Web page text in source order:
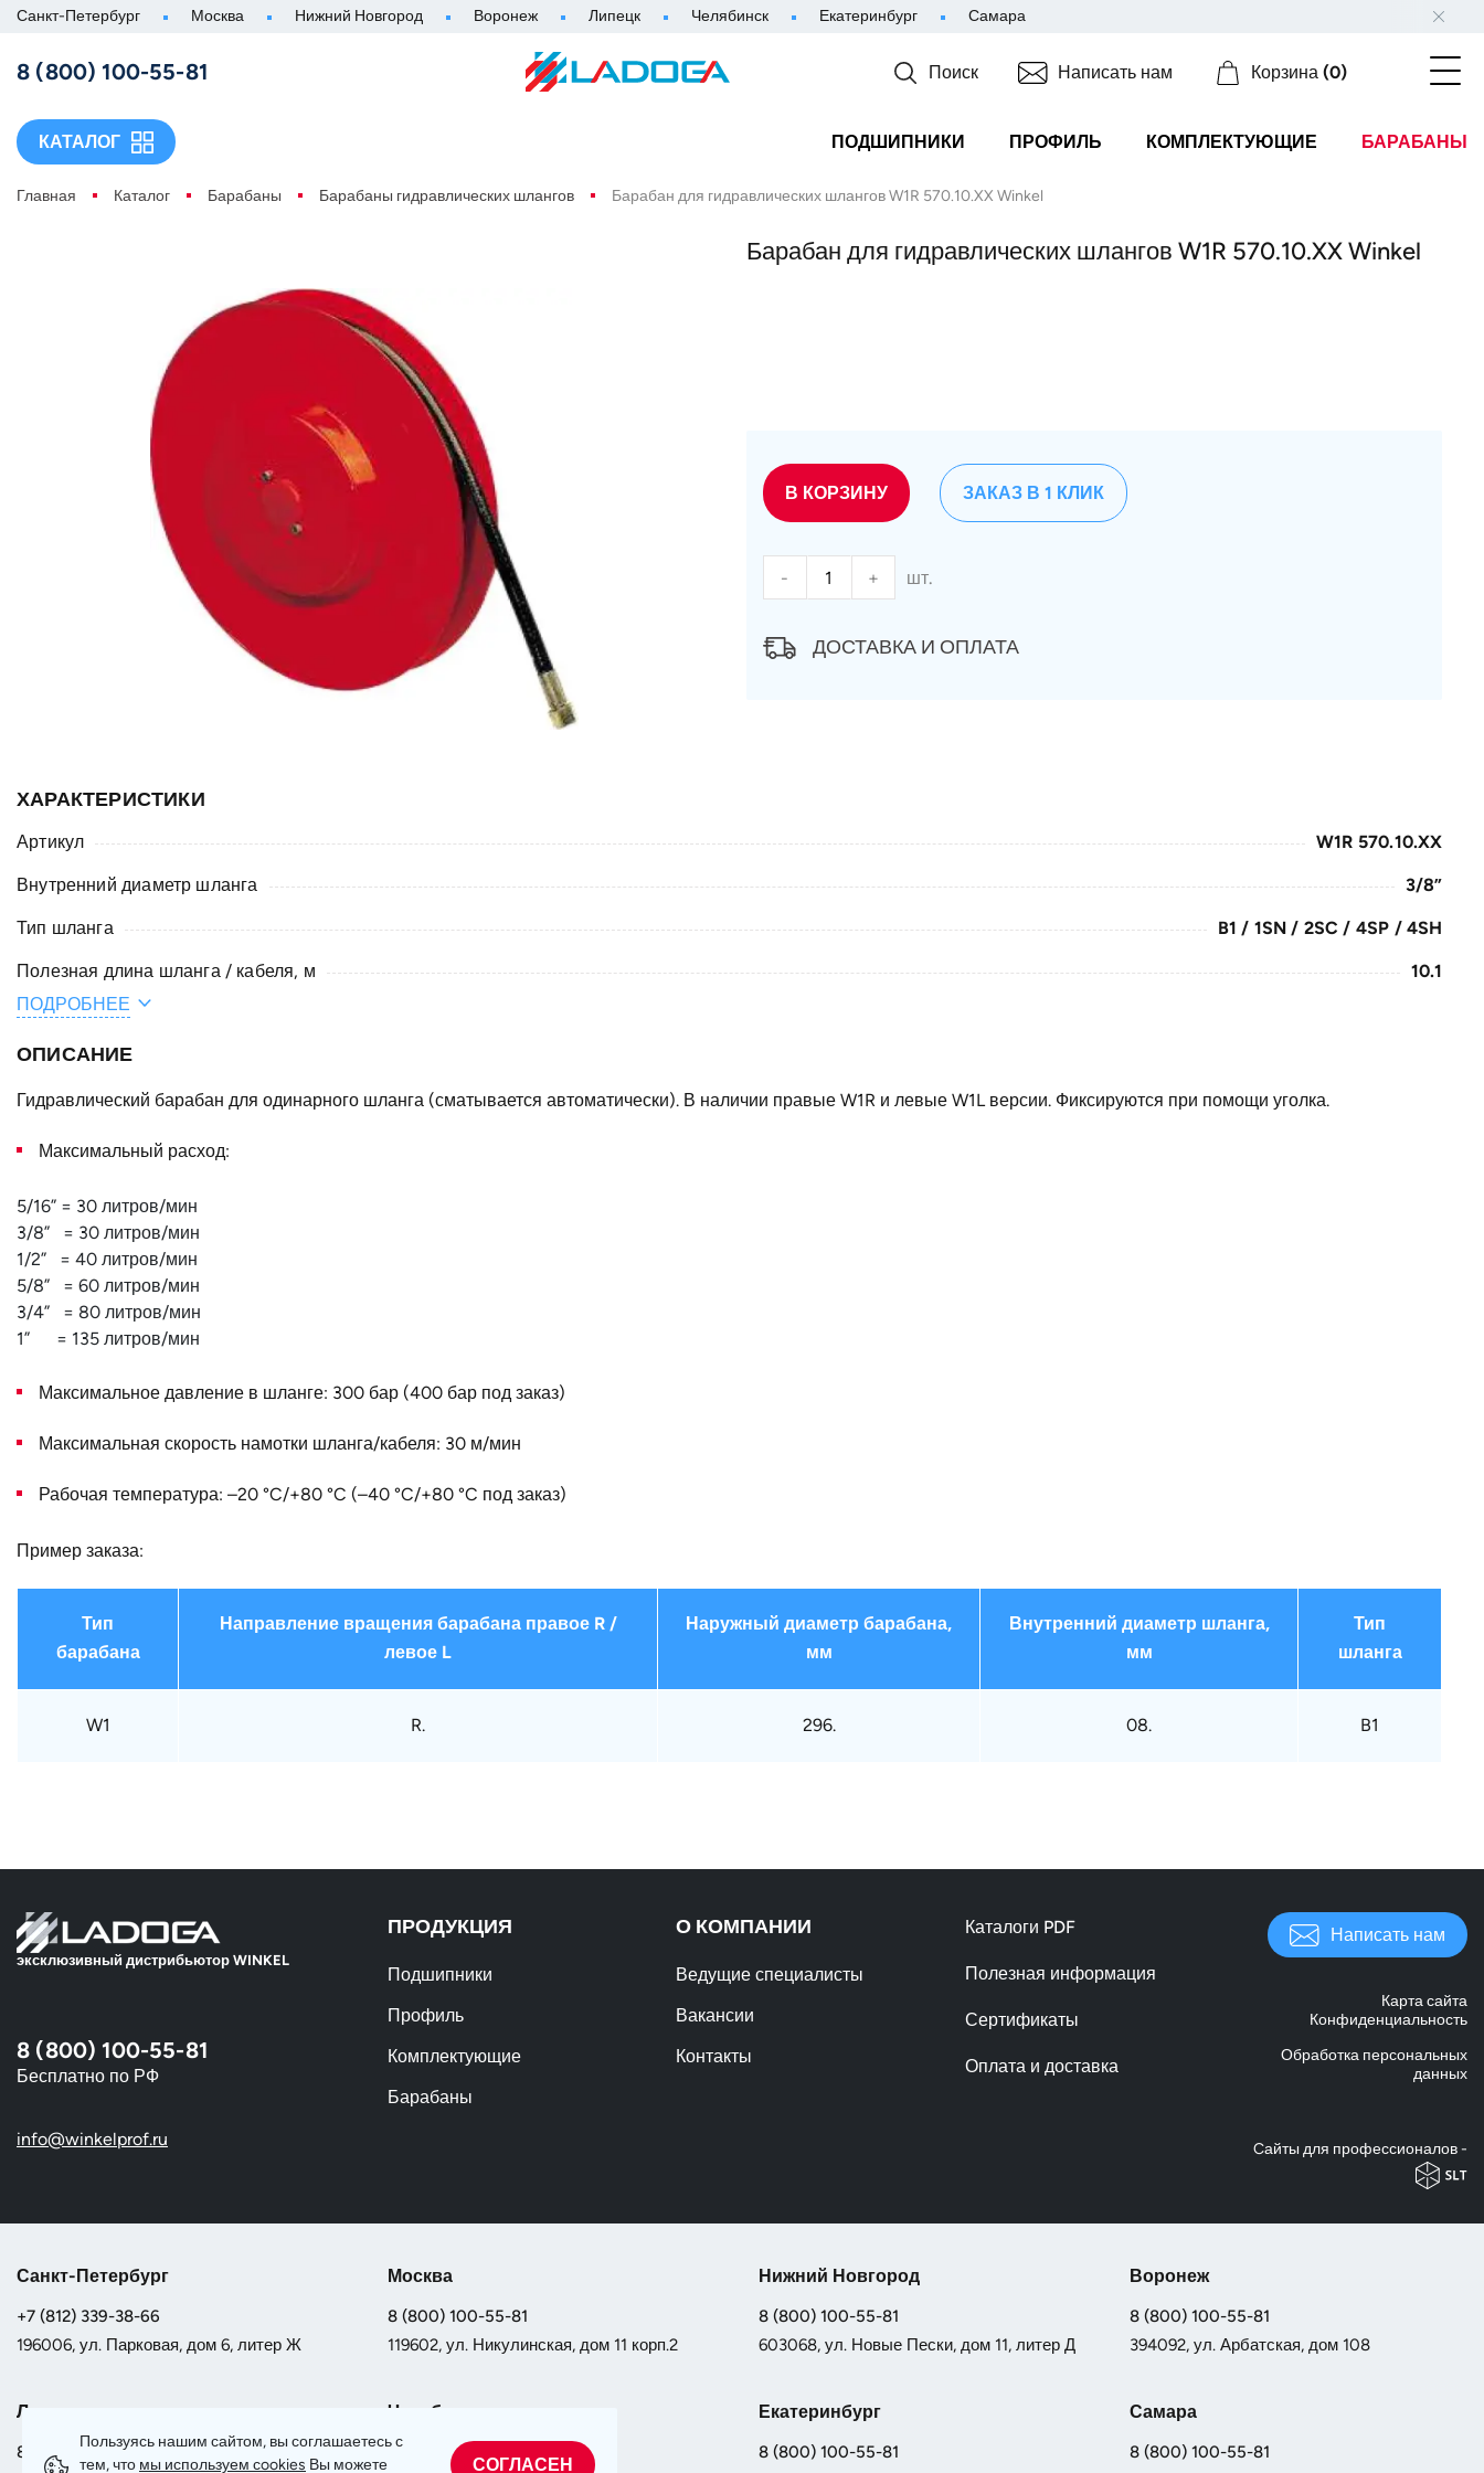
Санкт-Петербург Москва Нижний Новгород Воронеж Липецк Челябинск Екатеринбург Самара
8 (800) 100-55-81 Поиск Написать нам Корзина (0)
КАТАЛОГ ПОДШИПНИКИ ПРОФИЛЬ КОМПЛЕКТУЮЩИЕ БАРАБАНЫ
Главная Каталог Барабаны Барабаны гидравлических шлангов Барабан для гидравлических шлангов W1R 570.10.XX Winkel
Барабан для гидравлических шлангов W1R 570.10.XX Winkel
В КОРЗИНУ
- + шт.
ЗАКАЗ В 1 КЛИК
ДОСТАВКА И ОПЛАТА
ХАРАКТЕРИСТИКИ
Артикул W1R 570.10.XX
Внутренний диаметр шланга 3/8”
Тип шланга B1 / 1SN / 2SC / 4SP / 4SH
Полезная длина шланга / кабеля, м 10.1
Общая длина шланга / кабеля, м
A, мм
F, мм
E, мм
Конструктивное исполнение
Наружный диаметр D, мм
Страна
ПОДРОБНЕЕ
ОПИСАНИЕ
Гидравлический барабан для одинарного шланга (сматывается автоматически). В наличии правые W1R и левые W1L версии. Фиксируются при помощи уголка.
Максимальный расход:
5/16” = 30 литров/мин
3/8” = 30 литров/мин
1/2” = 40 литров/мин
5/8” = 60 литров/мин
3/4” = 80 литров/мин
1” = 135 литров/мин
Максимальное давление в шланге: 300 бар (400 бар под заказ)
Максимальная скорость намотки шланга/кабеля: 30 м/мин
Рабочая температура: –20 °C/+80 °C (–40 °C/+80 °C под заказ)
Пример заказа:
Тип
барабана
Направление вращения барабана правое R /
левое L
Наружный диаметр барабана,
мм
Внутренний диаметр шланга,
мм
Тип
шланга
W1 R. 296. 08. B1
эксклюзивный дистрибьютор WINKEL
8 (800) 100-55-81
Бесплатно по РФ
info@winkelprof.ru
ПРОДУКЦИЯ
Подшипники
Профиль
Комплектующие
Барабаны
О КОМПАНИИ
Ведущие специалисты
Вакансии
Контакты
Каталоги PDF
Полезная информация
Сертификаты
Оплата и доставка
Написать нам
Карта сайта
Конфиденциальность
Обработка персональных
данных
Cайты для профессионалов -
Санкт-Петербург
+7 (812) 339-38-66
196006, ул. Парковая, дом 6, литер Ж
Москва
8 (800) 100-55-81
119602, ул. Никулинская, дом 11 корп.2
Нижний Новгород
8 (800) 100-55-81
603068, ул. Новые Пески, дом 11, литер Д
Воронеж
8 (800) 100-55-81
394092, ул. Арбатская, дом 108
Липецк
8 (800) 100-55-81
Челябинск
8 (800) 100-55-81
Екатеринбург
8 (800) 100-55-81
Самара
8 (800) 100-55-81
Пользуясь нашим сайтом, вы соглашаетесь с
тем, что мы используем сookies Вы можете СОГЛАСЕН